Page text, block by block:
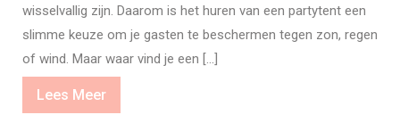
wisselvallig zijn. Daarom is het huren van een partytent een
slimme keuze om je gasten te beschermen tegen zon, regen
of wind. Maar waar vind je een […]
Lees MeerLees
Meer